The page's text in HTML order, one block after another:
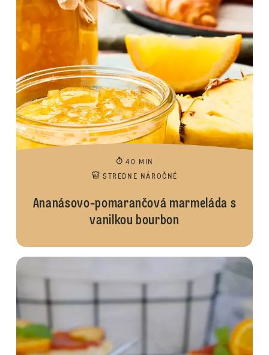
40 MIN
STREDNE NÁROČNÉ
Ananásovo-pomarančová marmeláda s
vanilkou bourbon